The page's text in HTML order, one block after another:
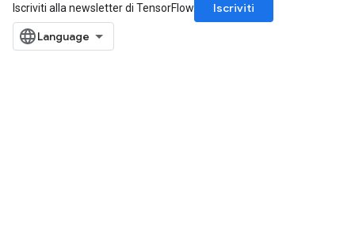
Iscriviti alla newsletter di TensorFlow
Iscriviti